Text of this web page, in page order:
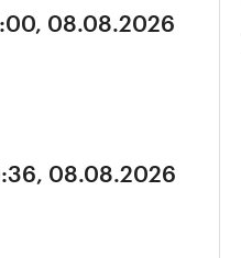
08.08.2026
08.08.2026